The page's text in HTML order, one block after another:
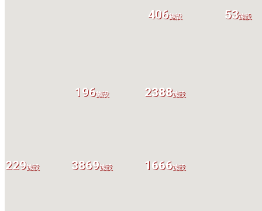
3869施設
2388施設
196施設
1666施設
406施設 53施設
施設